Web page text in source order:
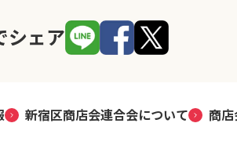
シェア
新宿区商店会連合会について 商